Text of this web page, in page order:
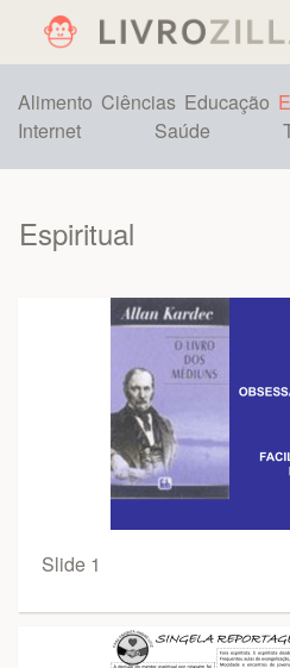
Alimento Ciências Educação
Internet
Saúde
Espiritual
Slide 1